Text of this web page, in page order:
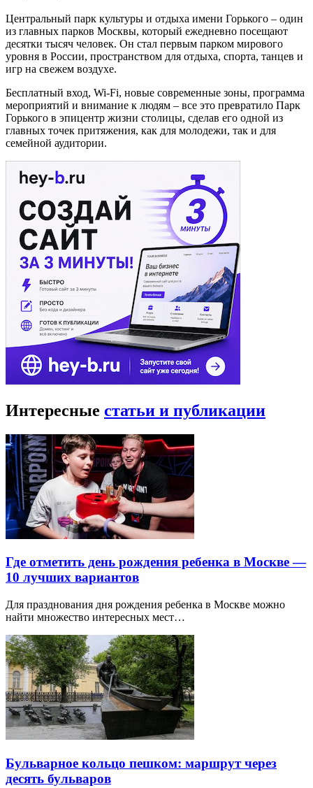
Центральный парк культуры и отдыха имени Горького – один
из главных парков Москвы, который ежедневно посещают
десятки тысяч человек. Он стал первым парком мирового
уровня в России, пространством для отдыха, спорта, танцев и
игр на свежем воздухе.
Бесплатный вход, Wi-Fi, новые современные зоны, программа
мероприятий и внимание к людям – все это превратило Парк
Горького в эпицентр жизни столицы, сделав его одной из
главных точек притяжения, как для молодежи, так и для
семейной аудитории.
Интересные статьи и публикации
Где отметить день рождения ребенка в Москве —
10 лучших вариантов
Для празднования дня рождения ребенка в Москве можно
найти множество интересных мест…
Бульварное кольцо пешком: маршрут через
десять бульваров